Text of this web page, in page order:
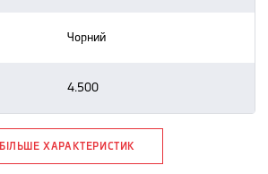
чорний
4.500
БІЛЬШЕ ХАРАКТЕРИСТИК